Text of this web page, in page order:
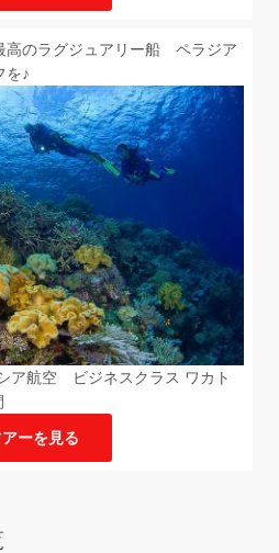
のラグジュアリー船 ペラジア
を♪
ア航空 ビジネスクラス ワカト
アーを見る